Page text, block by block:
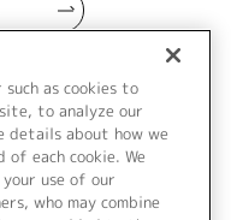
JP
as cookies to
to analyze our
details about how we
each cookie. We
use of our
who may combine